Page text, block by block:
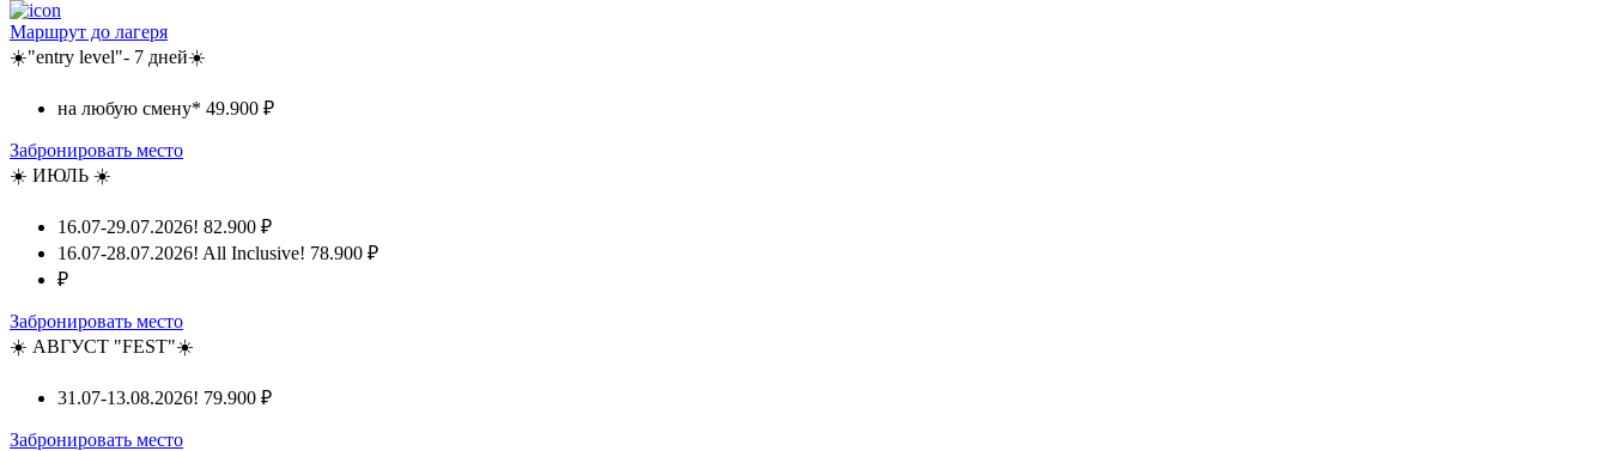
Маршрут до лагеря
☀️"entry level"- 7 дней☀️
на любую смену* 49.900 ₽
Забронировать место
☀️ ИЮЛЬ ☀️
16.07-29.07.2026! 82.900 ₽
16.07-28.07.2026! All Inclusive! 78.900 ₽
₽
Забронировать место
☀️ АВГУСТ "FEST"☀️
31.07-13.08.2026! 79.900 ₽
Забронировать место